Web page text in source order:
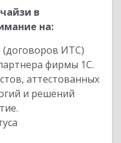
в
на:
(договоров ИТС)
фирмы 1С.
аттестованных
и решений